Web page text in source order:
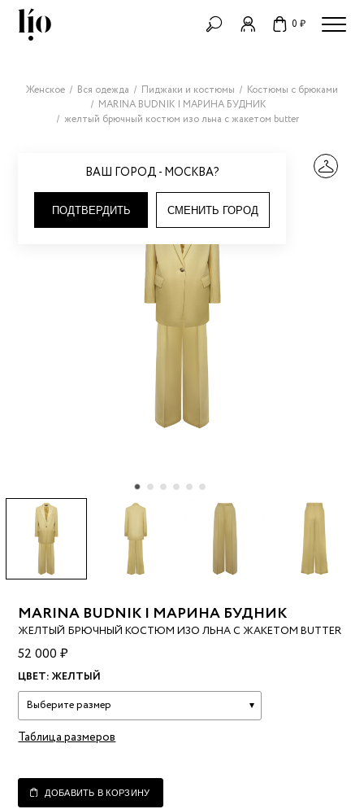
0 ₽
ВАШ ГОРОД - МОСКВА?
ПОДТВЕРДИТЬ СМЕНИТЬ ГОРОД
Женское Вся одежда Пиджаки и костюмы
Костюмы с брюками
MARINA BUDNIK | МАРИНА БУДНИК
желтый брючный костюм изо льна с жакетом butter
MARINA BUDNIK | МАРИНА БУДНИК
ЖЕЛТЫЙ БРЮЧНЫЙ КОСТЮМ ИЗО ЛЬНА С ЖАКЕТОМ BUTTER
52 000 ₽
ЦВЕТ:ЖЕЛТЫЙ
Выберите размер
Таблица размеров
ДОБАВИТЬ В КОРЗИНУ